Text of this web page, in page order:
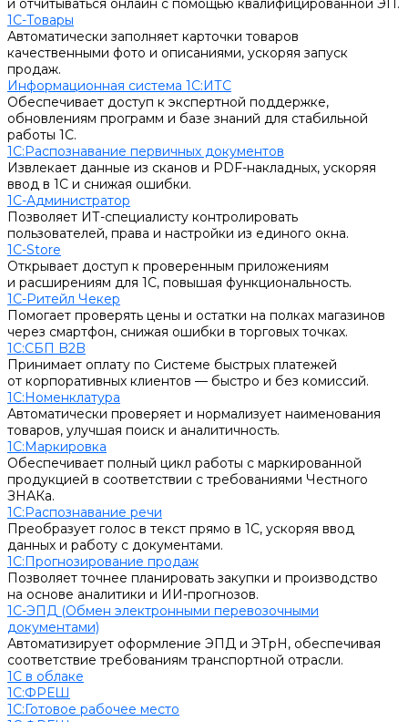
и отчитываться онлайн с помощью квалифицированной ЭП.
1С-Товары
Автоматически заполняет карточки товаров
качественными фото и описаниями, ускоряя запуск
продаж.
Информационная система 1С:ИТС
Обеспечивает доступ к экспертной поддержке,
обновлениям программ и базе знаний для стабильной
работы 1С.
1С:Распознавание первичных документов
Извлекает данные из сканов и PDF-накладных, ускоряя
ввод в 1С и снижая ошибки.
1С-Администратор
Позволяет ИТ-специалисту контролировать
пользователей, права и настройки из единого окна.
1С-Store
Открывает доступ к проверенным приложениям
и расширениям для 1С, повышая функциональность.
1С-Ритейл Чекер
Помогает проверять цены и остатки на полках магазинов
через смартфон, снижая ошибки в торговых точках.
1С:СБП B2B
Принимает оплату по Системе быстрых платежей
от корпоративных клиентов — быстро и без комиссий.
1С:Номенклатура
Автоматически проверяет и нормализует наименования
товаров, улучшая поиск и аналитичность.
1С:Маркировка
Обеспечивает полный цикл работы с маркированной
продукцией в соответствии с требованиями Честного
ЗНАКа.
1С:Распознавание речи
Преобразует голос в текст прямо в 1С, ускоряя ввод
данных и работу с документами.
1С:Прогнозирование продаж
Позволяет точнее планировать закупки и производство
на основе аналитики и ИИ-прогнозов.
1С-ЭПД (Обмен электронными перевозочными
документами)
Автоматизирует оформление ЭПД и ЭТрН, обеспечивая
соответствие требованиям транспортной отрасли.
1С в облаке
1С:ФРЕШ
1C:Готовое рабочее место